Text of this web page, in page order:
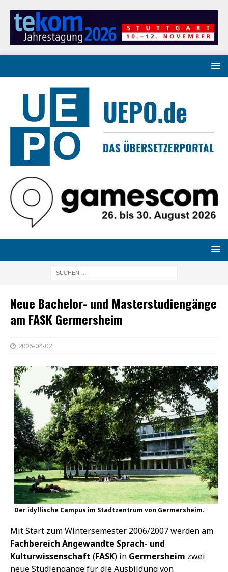
Neue Bachelor- und Masterstudiengänge
am FASK Germersheim
2006-04-02
Der idyllische Campus im Stadtzentrum von Germersheim.
Mit Start zum Wintersemester 2006/2007 werden am
Fachbereich Angewandte Sprach- und
Kulturwissenschaft (FASK) in Germersheim zwei
neue Studiengänge für die Ausbildung von